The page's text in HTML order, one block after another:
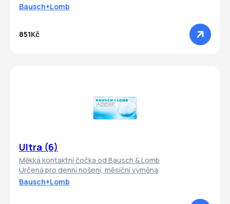
Bausch+Lomb
851Kč
Ultra (6)
Měkká kontaktní čočka od Bausch & Lomb
Určená pro denní nošení, měsíční výměna
Bausch+Lomb